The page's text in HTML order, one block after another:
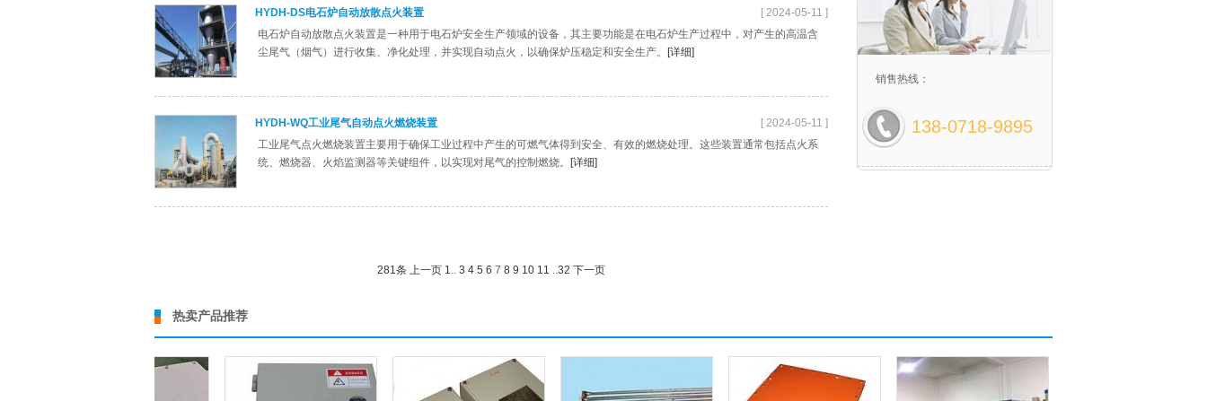
HYDH-DS电石炉自动放散点火装置
[ 2024-05-11 ]
电石炉自动放散点火装置是一种用于电石炉安全生产领域的设备，其主要功能是在电石炉生产过程中，对产生的高温含
尘尾气（烟气）进行收集、净化处理，并实现自动点火，以确保炉压稳定和安全生产。
[详细]
HYDH-WQ工业尾气自动点火燃烧装置
[ 2024-05-11 ]
工业尾气点火燃烧装置主要用于确保工业过程中产生的可燃气体得到安全、有效的燃烧处理。这些装置通常包括点火系
统、燃烧器、火焰监测器等关键组件，以实现对尾气的控制燃烧。
[详细]
281条 上一页 1.. 3 4 5 6 7 8 9 10 11 ..32 下一页
销售热线：
138-0718-9895
热卖产品推荐